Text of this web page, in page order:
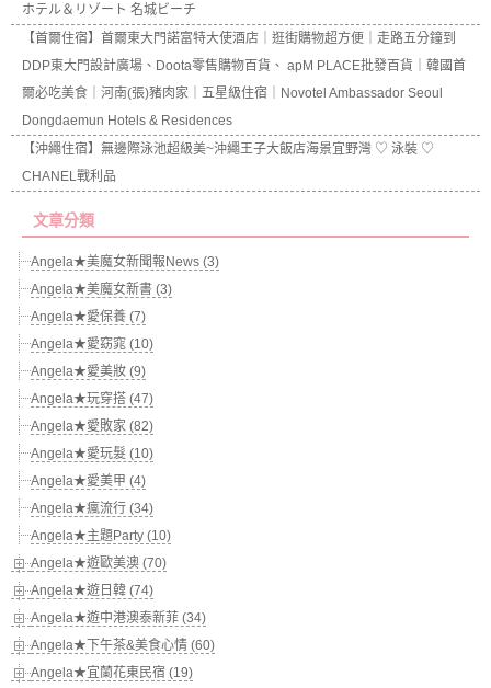
ホテル＆リゾート 名城ビーチ
【首爾住宿】首爾東大門諾富特大使酒店｜逛街購物超方便｜走路五分鐘到
DDP東大門設計廣場、Doota零售購物百貨、 apM PLACE批發百貨｜韓國首
爾必吃美食｜河南(張)豬肉家｜五星級住宿｜Novotel Ambassador Seoul
Dongdaemun Hotels & Residences
【沖繩住宿】無邊際泳池超級美~沖繩王子大飯店海景宜野灣 ♡ 泳裝 ♡
CHANEL戰利品
文章分類
Angela★美魔女新聞報News (3)
Angela★美魔女新書 (3)
Angela★愛保養 (7)
Angela★愛窈窕 (10)
Angela★愛美妝 (9)
Angela★玩穿搭 (47)
Angela★愛敗家 (82)
Angela★愛玩髮 (10)
Angela★愛美甲 (4)
Angela★瘋流行 (34)
Angela★主題Party (10)
Angela★遊歐美澳 (70)
Angela★遊日韓 (74)
Angela★遊中港澳泰新菲 (34)
Angela★下午茶&美食心情 (60)
Angela★宜蘭花東民宿 (19)